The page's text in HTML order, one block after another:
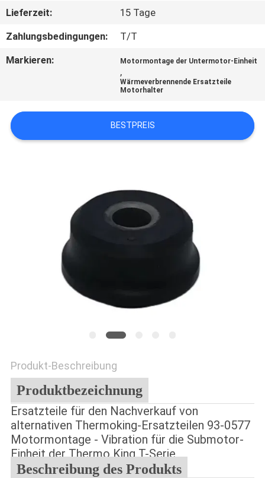
NEUIGKEITEN
RECHTSSACHEN
DATENSCHUTZRICHTLINIE
Lieferzeit:
15 Tage
Zahlungsbedingungen:
T/T
Markieren:
Motormontage der Untermotor-Einheit
,
Wärmeverbrennende Ersatzteile
Motorhalter
BESTPREIS
Produkt-Beschreibung
Produktbezeichnung
Ersatzteile für den Nachverkauf von
alternativen Thermoking-Ersatzteilen 93-0577
Motormontage - Vibration für die Submotor-
Einheit der Thermo King T-Serie
Beschreibung des Produkts